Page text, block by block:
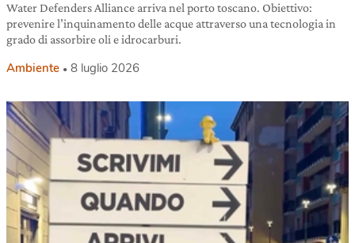
Water Defenders Alliance arriva nel porto toscano. Obiettivo:
prevenire l’inquinamento delle acque attraverso una tecnologia in
grado di assorbire oli e idrocarburi.
Ambiente 8 luglio 2026